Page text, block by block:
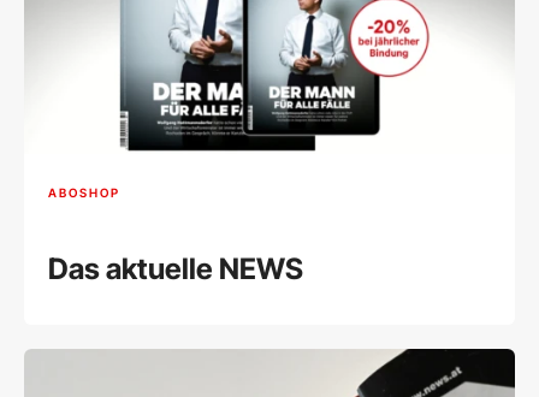
ABOSHOP
Das aktuelle NEWS